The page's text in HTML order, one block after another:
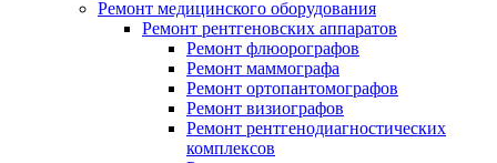
Ремонт медицинского оборудования
Ремонт рентгеновских аппаратов
Ремонт флюорографов
Ремонт маммографа
Ремонт ортопантомографов
Ремонт визиографов
Ремонт рентгенодиагностических
комплексов